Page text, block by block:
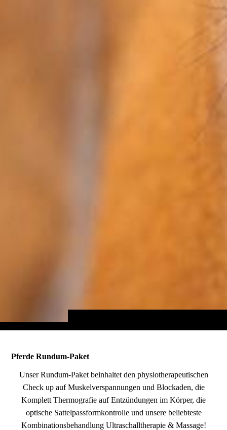
Pferde Rundum-Paket
Unser Rundum-Paket beinhaltet den physiotherapeutischen
Check up auf Muskelverspannungen und Blockaden, die
Komplett Thermografie auf Entzündungen im Körper, die
optische Sattelpassformkontrolle und unsere beliebteste
Kombinationsbehandlung Ultraschalltherapie & Massage!